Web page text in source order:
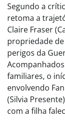
Segundo a
retoma a
Claire Fraser
propriedade de
perigos da
familiares, o
envolvendo
(Silvia
com a filha